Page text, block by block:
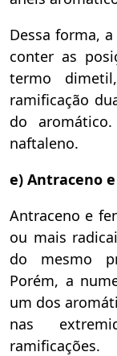
Dessa forma,
conter as
termo
ramificação
do
naftaleno.
e) Antraceno
Antraceno e
ou mais
do mesmo
Porém, a
um dos
nas
ramificações.